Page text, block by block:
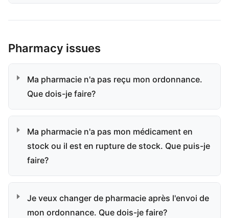
Pharmacy issues
Ma pharmacie n'a pas reçu mon ordonnance.
Que dois-je faire?
Ma pharmacie n'a pas mon médicament en
stock ou il est en rupture de stock. Que puis-je
faire?
Je veux changer de pharmacie après l'envoi de
mon ordonnance. Que dois-je faire?